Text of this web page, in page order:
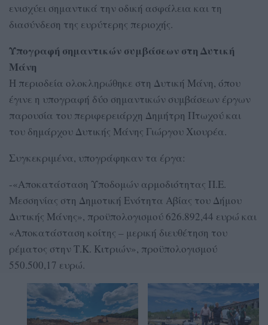
ενισχύει σημαντικά την οδική ασφάλεια και τη
διασύνδεση της ευρύτερης περιοχής.
Υπογραφή σημαντικών συμβάσεων στη Δυτική
Μάνη
Η περιοδεία ολοκληρώθηκε στη Δυτική Μάνη, όπου
έγινε η υπογραφή δύο σημαντικών συμβάσεων έργων
παρουσία του περιφερειάρχη Δημήτρη Πτωχού και
του δημάρχου Δυτικής Μάνης Γιώργου Χιουρέα.
Συγκεκριμένα, υπογράφηκαν τα έργα:
-«Αποκατάσταση Υποδομών αρμοδιότητας Π.Ε.
Μεσσηνίας στη Δημοτική Ενότητα Αβίας του Δήμου
Δυτικής Μάνης», προϋπολογισμού 626.892,44 ευρώ και
«Αποκατάσταση κοίτης – μερική διευθέτηση του
ρέματος στην Τ.Κ. Κιτριών», προϋπολογισμού
550.500,17 ευρώ.